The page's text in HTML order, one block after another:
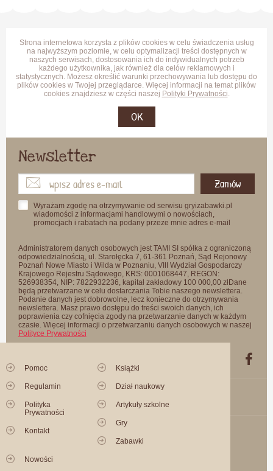
Strona internetowa korzysta z plików cookies w celu świadczenia usług
na najwyższym poziomie, w celu optymalizacji treści dostępnych w
naszych serwisach, dostosowania ich do indywidualnych potrzeb
każdego użytkownika, jak również dla celów reklamowych i
statystycznych. Możesz określić warunki przechowywania lub dostępu do
plików cookies w Twojej przeglądarce. Więcej informacji na temat plików
cookies znajdziesz w części naszej Polityki Prywatności.
OK
Newsletter
Zamów
Wyrażam zgodę na otrzymywanie od serwisu gryizabawki.pl
wiadomości z informacjami handlowymi o nowościach,
promocjach i rabatach na podany przeze mnie adres e-mail
Administratorem danych osobowych jest TAMI SI spółka z ograniczoną
odpowiedzialnością, ul. Starołęcka 7, 61-361 Poznań, Sąd Rejonowy
Poznań Nowe Miasto i Wilda w Poznaniu, VIII Wydział Gospodarczy
Krajowego Rejestru Sądowego, KRS: 0001068447, REGON:
526938354, NIP: 7822932236, kapitał zakładowy 100 000,00 złDane
będą przetwarzane w celu dostarczania Tobie naszego newslettera.
Podanie danych jest dobrowolne, lecz konieczne do otrzymywania
newslettera. Masz prawo dostępu do treści swoich danych, ich
poprawienia czy cofnięcia zgody na przetwarzanie danych w każdym
czasie. Więcej informacji o przetwarzaniu danych osobowych w naszej
Polityce Prywatności
Pomoc
Regulamin
Polityka
Prywatności
Kontakt
Książki
Dział naukowy
Artykuły szkolne
Gry
Zabawki
Nowości